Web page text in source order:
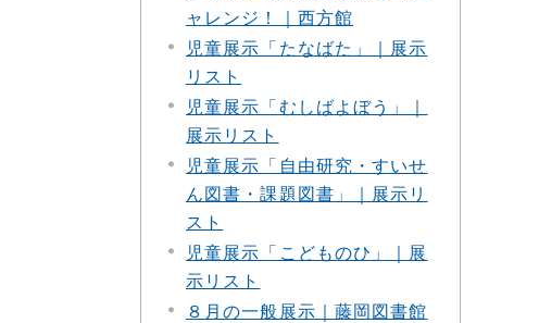
ャレンジ！｜西方館
児童展示「たなばた」｜展示
リスト
児童展示「むしばよぼう」｜
展示リスト
児童展示「自由研究・すいせ
ん図書・課題図書」｜展示リ
スト
児童展示「こどものひ」｜展
示リスト
８月の一般展示｜藤岡図書館